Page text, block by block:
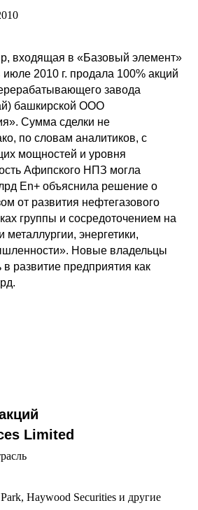
входящая в «Базовый элемент»
2010 г. продала 100% акций
завода
башкирской ООО
Сумма сделки не
по словам аналитиков, с
мощностей и уровня
Афипского НПЗ могла
En+ объяснила решение о
от развития нефтегазового
группы и сосредоточением на
металлургии, энергетики,
Новые владельцы
развитие предприятия как
Limited
Haywood Securities и другие